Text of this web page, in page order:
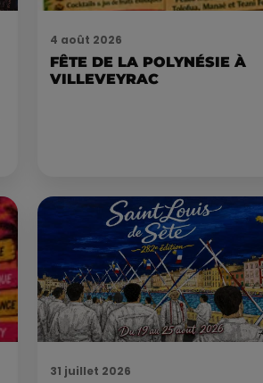
4 août 2026
FÊTE DE LA POLYNÉSIE À
VILLEVEYRAC
31 juillet 2026